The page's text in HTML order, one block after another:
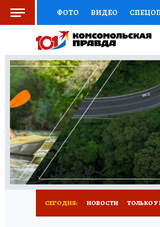
ФОТО ВИДЕО
СОЦПОДДЕРЖКА НАУКА
ВЫБОР ЭКСПЕРТОВ
КНИЖНАЯ ПОЛКА
ПРЕСС-ЦЕНТР
РАДИО КП ТЕСТЫ
СЕГОДНЯ: НОВОСТИ ТОЛЬКО У